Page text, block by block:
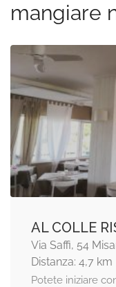
mangiare
AL COLLE
Via Saffi, 54
Distanza: 4,7 km
Potete iniziare